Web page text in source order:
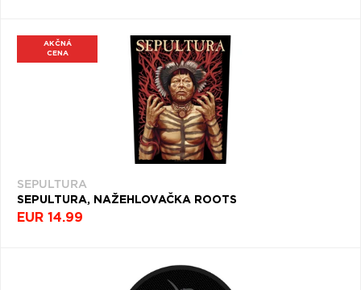
AKČNÁ
CENA
SEPULTURA
SEPULTURA, NAŽEHLOVAČKA ROOTS
EUR 14.99